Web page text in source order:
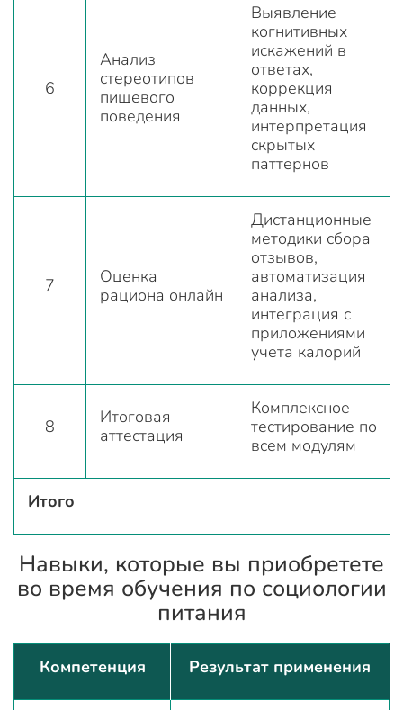
6
Анализ
стереотипов
пищевого
поведения
Выявление
когнитивных
искажений в
ответах,
коррекция
данных,
интерпретация
скрытых
паттернов
7
Оценка
рациона онлайн
Дистанционные
методики сбора
отзывов,
автоматизация
анализа,
интеграция с
приложениями
учета калорий
8
Итоговая
аттестация
Комплексное
тестирование по
всем модулям
Итого
Навыки, которые вы приобретете
во время обучения по социологии
питания
Компетенция Результат применения